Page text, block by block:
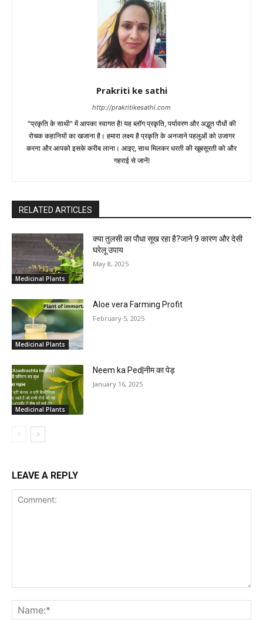
Prakriti ke sathi
http://prakritikesathi.com
"प्रकृति के साथी" में आपका स्वागत है! यह ब्लॉग प्रकृति, पर्यावरण और अद्भुत पौधों की
रोचक कहानियों का खजाना है। हमारा लक्ष्य है प्रकृति के अनजाने पहलुओं को उजागर
करना और आपको इसके करीब लाना। आइए, साथ मिलकर धरती की खूबसूरती को और
गहराई से जानें!
RELATED ARTICLES
Medicinal Plants
क्या तुलसी का पौधा सूख रहा है?जाने 9 कारण और देसी
घरेलू उपाय
May 8, 2025
Medicinal Plants
Aloe vera Farming Profit
February 5, 2025
Medicinal Plants
Neem ka Ped|नीम का पेड़
January 16, 2025
LEAVE A REPLY